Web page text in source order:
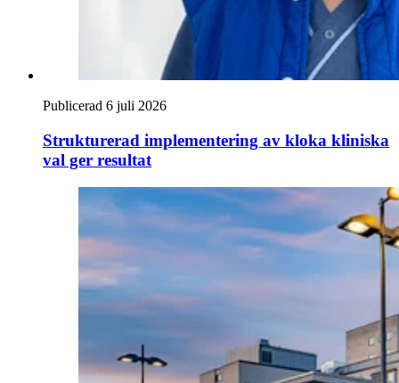
Publicerad 6 juli 2026
Strukturerad implementering av kloka kliniska
val ger resultat